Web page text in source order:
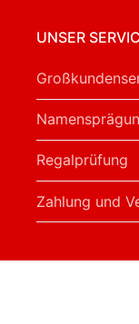
UNSER
Regalprüfung
Zahlung und